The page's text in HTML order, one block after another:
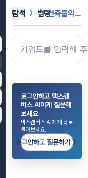
탐색 법령 건축물의 분양에 관한 법률 시행령
로그인하고 택스캔
버스 AI에게 질문해
보세요
택스캔버스 AI에게 바로
물어보세요.
로그인하고 질문하기